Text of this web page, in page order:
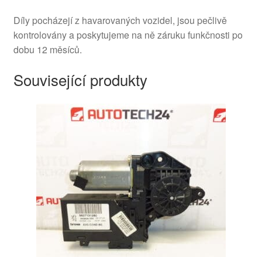
Díly pocházejí z havarovaných vozidel, jsou pečlivě
kontrolovány a poskytujeme na ně záruku funkčnosti po
dobu 12 měsíců.
Související produkty